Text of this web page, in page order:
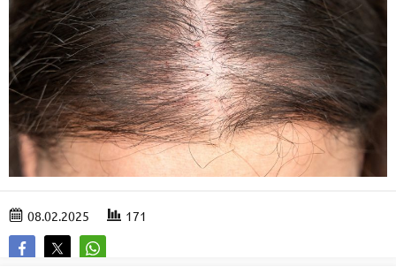
08.02.2025 171